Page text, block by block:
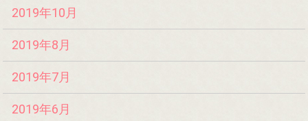
2019年10月
2019年8月
2019年7月
2019年6月